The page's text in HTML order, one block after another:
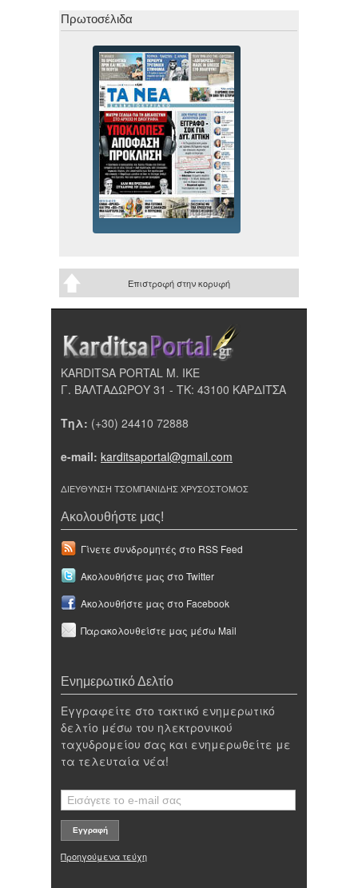
Πρωτοσέλιδα
Επιστροφή στην κορυφή
KARDITSA PORTAL Μ. ΙΚΕ
Γ. ΒΑΛΤΑΔΩΡΟΥ 31 - ΤΚ: 43100 ΚΑΡΔΙΤΣΑ
Τηλ: (+30) 24410 72888
e-mail: karditsaportal@gmail.com
ΔΙΕΥΘΥΝΣΗ ΤΣΟΜΠΑΝΙΔΗΣ ΧΡΥΣΟΣΤΟΜΟΣ
Ακολουθήστε μας!
Γίνετε συνδρομητές στο RSS Feed
Ακολουθήστε μας στο Twitter
Ακολουθήστε μας στο Facebook
Παρακολουθείστε μας μέσω Mail
Ενημερωτικό Δελτίο
Εγγραφείτε στο τακτικό ενημερωτικό
δελτίο μέσω του ηλεκτρονικού
ταχυδρομείου σας και ενημερωθείτε με
τα τελευταία νέα!
Προηγούμενα τεύχη